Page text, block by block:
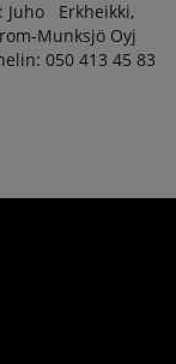
Erkheikki,
Munksjö Oyj
050 413 45 83